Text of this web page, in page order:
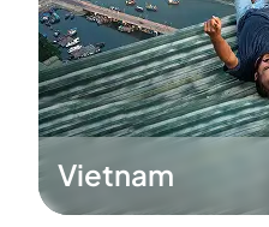
Vietnam